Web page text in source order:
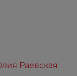
Раевская